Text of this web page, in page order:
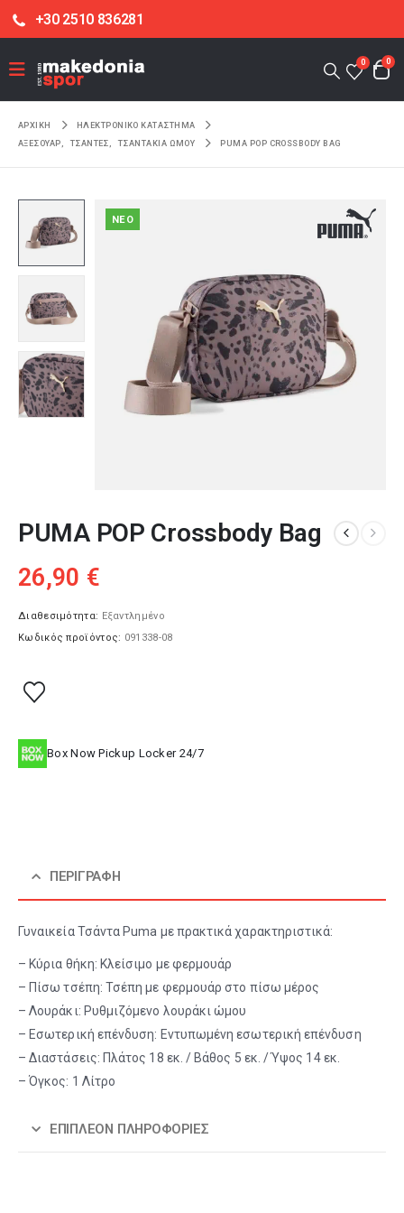
+30 2510 836281
0 0
ΑΡΧΙΚΉ
ΗΛΕΚΤΡΟΝΙΚΌ ΚΑΤΆΣΤΗΜΑ
ΑΞΕΣΟΥΑΡ
ΤΣΑΝΤΕΣ ΤΣΑΝΤΑΚΙΑ ΩΜΟΥ PUMA POP CROSSBODY BAG
NEO
PUMA POP Crossbody Bag
26,90 €
Διαθεσιμότητα: Εξαντλημένο
Κωδικός προϊόντος: 091338-08
Box Now Pickup Locker 24/7
ΠΕΡΙΓΡΑΦΉ
Γυναικεία Τσάντα Puma με πρακτικά χαρακτηριστικά:
– Κύρια θήκη: Κλείσιμο με φερμουάρ
– Πίσω τσέπη: Τσέπη με φερμουάρ στο πίσω μέρος
– Λουράκι: Ρυθμιζόμενο λουράκι ώμου
– Εσωτερική επένδυση: Εντυπωμένη εσωτερική επένδυση
– Διαστάσεις: Πλάτος 18 εκ. / Βάθος 5 εκ. / Ύψος 14 εκ.
– Όγκος: 1 Λίτρο
ΕΠΙΠΛΈΟΝ ΠΛΗΡΟΦΟΡΊΕΣ